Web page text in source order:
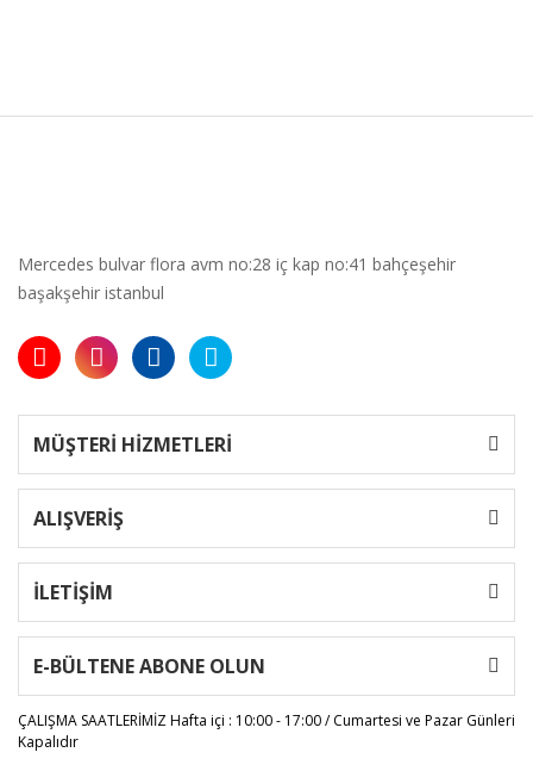
Mercedes bulvar flora avm no:28 iç kap no:41 bahçeşehir
başakşehir istanbul
MÜŞTERİ HİZMETLERİ
ALIŞVERİŞ
İLETİŞİM
E-BÜLTENE ABONE OLUN
ÇALIŞMA SAATLERİMİZHafta içi : 10:00 - 17:00 / Cumartesi ve Pazar Günleri
Kapalıdır